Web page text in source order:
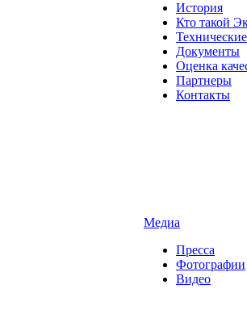
История
Кто такой
Документы
Оценка
Партнеры
Контакты
Медиа
Пресса
Фотографии
Видео